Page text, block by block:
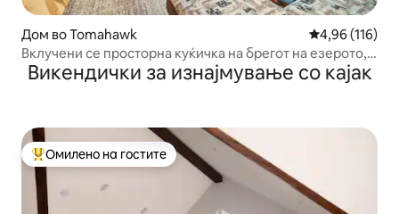
Дом во Tomahawk Просечна
4,96 (116)
Вклучени се просторна куќичка на брегот на езерото,
кајаци/кануа!
Викендички за изнајмување со кајак
Меѓу најуспешните „Омилени на гостите“
Омилено на гостите